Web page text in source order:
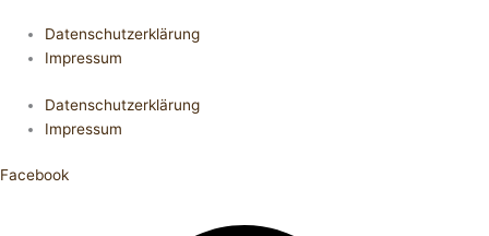
Datenschutzerklärung
Impressum
Datenschutzerklärung
Impressum
Facebook